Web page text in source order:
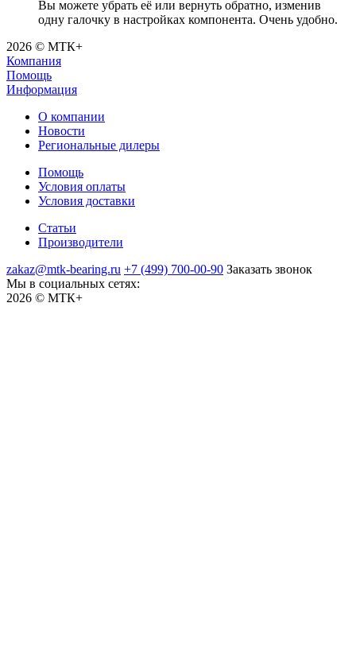
Вы можете убрать её или вернуть обратно, изменив
одну галочку в настройках компонента. Очень удобно.
2026 © МТК+
Компания
Помощь
Информация
О компании
Новости
Региональные дилеры
Помощь
Условия оплаты
Условия доставки
Статьи
Производители
zakaz@mtk-bearing.ru +7 (499) 700-00-90 Заказать звонок
Мы в социальных сетях:
2026 © МТК+